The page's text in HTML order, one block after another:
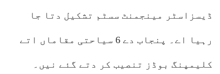
ڈیسزاسٹر مینجمنٹ سسٹم تشکیل دتا جا
رہیا اے۔ پنجاب دے 6 سیاحتی مقاماں اتے
کلیمپنگ بوڈز تنصیب کر دتے گئے نیں۔